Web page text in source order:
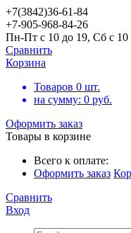
+7(3842)36-61-84
+7-905-968-84-26
Пн-Пт с 10 до 19, Сб с 10
Сравнить
Корзина
Товаров 0 шт.
на сумму: 0 руб.
Оформить заказ
Товары в корзине
Всего к оплате:
Оформить заказ
Сравнить
Вход